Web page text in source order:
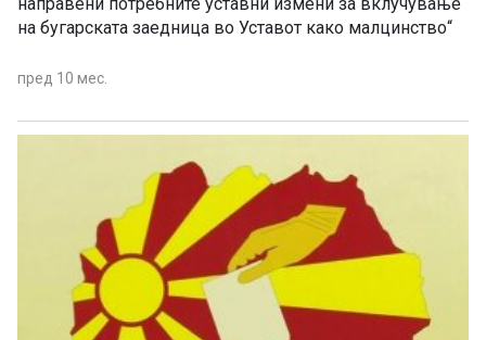
на бугарската заедница во Уставот како малцинство“
пред 10 мес.